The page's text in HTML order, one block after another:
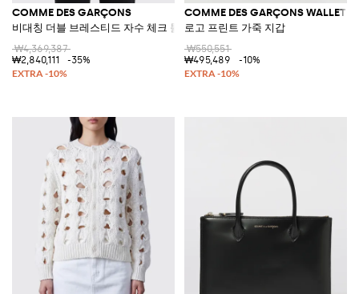
COMME DES GARÇONS
비대칭 더블 브레스티드 자수 체크 튤 블레이저
₩4,369,387
₩2,840,111
-35%
COMME DES GARÇONS WALLET
로고 프린트 가죽 지갑
₩550,551
₩495,489
-10%